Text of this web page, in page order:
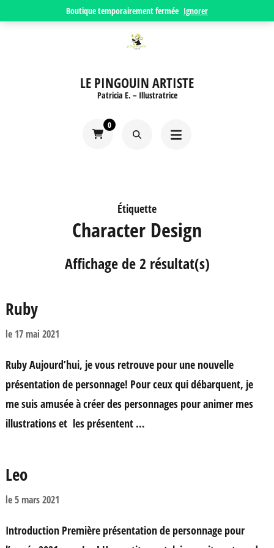
Boutique temporairement fermée Ignorer
LE PINGOUIN ARTISTE
Patricia E. – Illustratrice
0
Étiquette
Character Design
Affichage de 2 résultat(s)
Ruby
le 17 mai 2021
Ruby Aujourd’hui, je vous retrouve pour une nouvelle
présentation de personnage! Pour ceux qui débarquent, je
me suis amusée à créer des personnages pour animer mes
illustrations et les présentent …
Leo
le5 mars 2021
Introduction Première présentation de personnage pour